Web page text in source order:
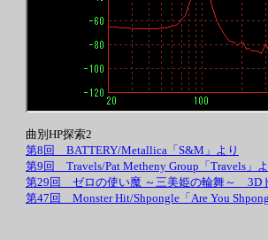
曲別HP探索2
第8回 BATTERY/Metallica「S&M」より
第9回 Travels/Pat Metheny Group「Travels」
第29回 ゼロの使い魔 ～三美姫の輪舞～ 3D
第47回 Monster Hit/Shpongle「Are You